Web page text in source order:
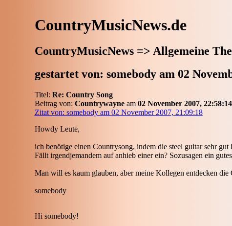
CountryMusicNews.de
CountryMusicNews => Allgemeine
gestartet von: somebody am 02
Titel: Re: Country Song
Beitrag von: Countrywayneam 02 November 2007, 22:58:14
Zitat von: somebody am 02 November 2007, 21:09:18
Howdy Leute,
ich benötige einen Countrysong, indem die steel guitar sehr gut
Fällt irgendjemandem auf anhieb einer ein? Sozusagen ein
Man will es kaum glauben, aber meine Kollegen entdecken die
somebody
Hi somebody!